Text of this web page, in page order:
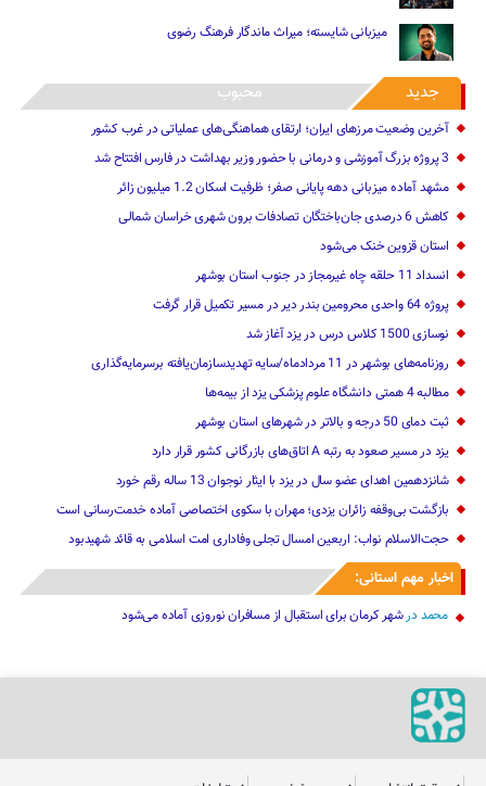
میزبانی شایسته؛ میراث ماندگار فرهنگ رضوی
جدید محبوب
آخرین وضعیت مرزهای ایران؛ ارتقای هماهنگی‌های عملیاتی در غرب کشور
3 پروژه بزرگ آموزشی و درمانی با حضور وزیر بهداشت در فارس افتتاح شد
مشهد آماده میزبانی دهه پایانی صفر؛ ظرفیت اسکان 1.2 میلیون زائر
کاهش 6 درصدی جان‌باختگان تصادفات برون شهری خراسان شمالی
استان قزوین خنک‌ می‌شود
انسداد 11 حلقه چاه غیرمجاز در جنوب استان بوشهر
پروژه 64 واحدی محرومین بندر دیر در مسیر تکمیل قرار گرفت
نوسازی 1500 کلاس درس در یزد آغاز شد
روزنامه‌های بوشهر در 11 مردادماه/سایه تهدیدسازمان‌یافته برسرمایه‌گذاری
مطالبه 4 همتی دانشگاه علوم پزشکی یزد از بیمه‌ها
ثبت دمای 50 درجه و بالاتر در شهرهای استان بوشهر
یزد در مسیر صعود به رتبه A اتاق‌های بازرگانی کشور قرار دارد
شانزدهمین اهدای عضو سال در یزد با ایثار نوجوان 13 ساله رقم خورد
بازگشت بی‌وقفه زائران یزدی؛ مهران با سکوی اختصاصی آماده خدمت‌رسانی است
حجت‌الاسلام نواب: اربعین امسال تجلی وفاداری امت اسلامی به قائد شهیدبود
اخبار مهم استانی:
محمد درشهر کرمان برای استقبال از مسافران نوروزی آماده می‌شود